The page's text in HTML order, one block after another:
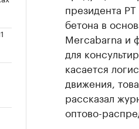
президента
бетона в
Mercabarna и
для
касается
движения,
рассказал
оптово-